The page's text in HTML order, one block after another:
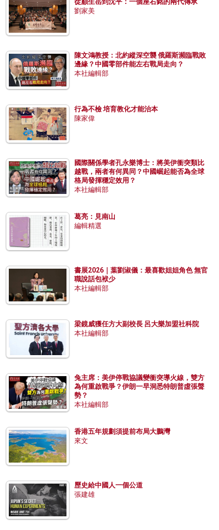
從顧生岳到沈平：一個座右銘的兩代傳承
劉家美
陳文鴻教授：北約縱深空襲 俄羅斯瀕臨戰敗
邊緣？中國零部件能左右戰局走向？
本社編輯部
行為不檢 培育教化才能治本
陳家偉
國際關係學者孔永樂博士：將美伊衝突類比
越戰，兩者有何異同？中國崛起能否為全球
格局發揮穩定效用？
本社編輯部
葛亮：見南山
編輯精選
書展2026｜葉劉淑儀：最喜歡姐姐角色 無官
職說話包袱少
本社編輯部
梁鏡威獲任方大副校長 呂大樂加盟社科院
本社編輯部
兔主席：美伊停戰協議變衝突導火線，雙方
為何重啟戰爭？伊朗一早洞悉特朗普虛張聲
勢？
本社編輯部
香港五年規劃須提前布局大鵬灣
來文
歷史給中國人一個公道
張建雄